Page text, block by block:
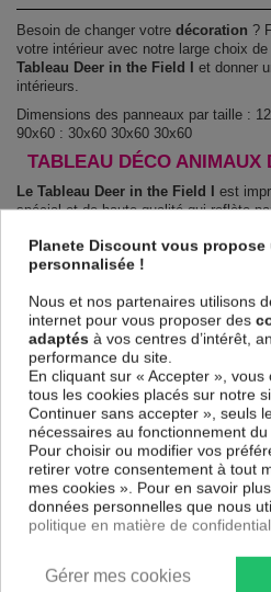
Besoin de changer votre décoration ?
votre intérieur avec notre large choix de
Tableau Deer in the Field I
et donner
intérieurs.
Dimensions des panneaux par taille :
90x60 : 30x60 30x60 30x60
TABLEAU DÉCO ANIMAUX
Le Tableau Deer in the Field I
est
spécial et de haute qualité qui reflète
des détails parfaitement reproduits.
cotés et une toile tendue sur un
de l'environnement, vous pourrez
Le Tableau Animaux Deer in the
inodore et 100 % sûr, parfait même
chambre des enfants.
Notre large choix de tableaux
moyen simple et pas cher de donner
intérieurs, il y en a pour tous les goût.
Descriptif technique
Matériaux MDF
Collection
Planete Discount vous propose
personnalisée !
Nous et nos partenaires utilisons
internet pour vous proposer des
adaptés à vos centres d’intérêt,
performance du site.
En cliquant sur « Accepter »,
tous les cookies placés sur notre
Continuer sans accepter », seuls
nécessaires au fonctionnement
Pour choisir ou modifier vos
retirer votre consentement à tout
mes cookies ». Pour en savoir
données personnelles que nous
politique en matière de
Gérer mes cookies